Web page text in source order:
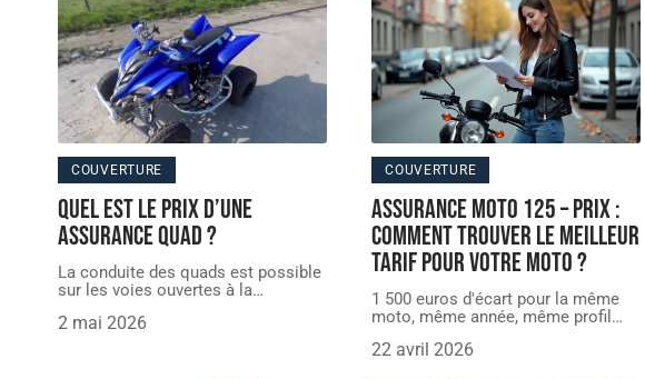
COUVERTURE
Quel est le prix d’une
assurance quad ?
La conduite des quads est possible
sur les voies ouvertes à la…
2 mai 2026
COUVERTURE
Assurance moto 125 – Prix :
comment trouver le meilleur
tarif pour votre moto ?
1 500 euros d'écart pour la même
moto, même année, même profil …
22 avril 2026